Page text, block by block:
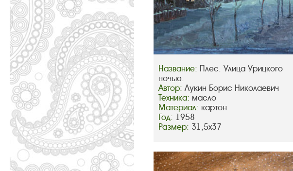
Название: Плес. Улица Урицкого
ночью.
Автор: Лукин Борис Николаевич
Техника: масло
Материал: картон
Год: 1958
Размер: 31,5х37